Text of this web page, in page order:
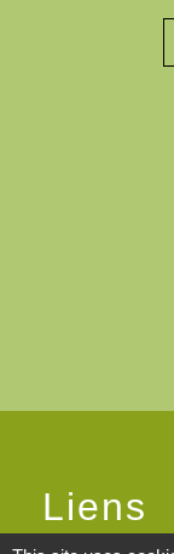
Liens